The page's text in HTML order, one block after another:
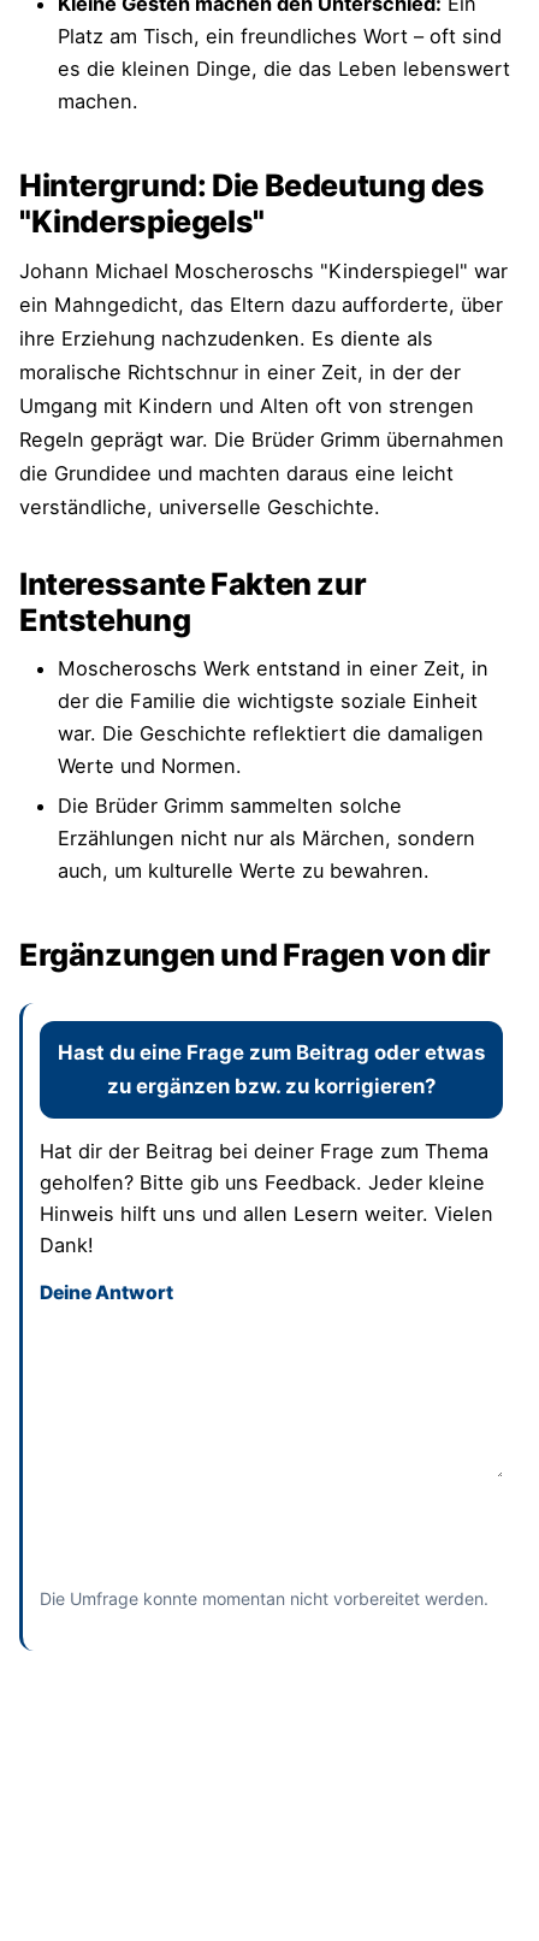
Platz am Tisch, ein freundliches Wort – oft sind
es die kleinen Dinge, die das Leben lebenswert
machen.
Hintergrund: Die Bedeutung des
"Kinderspiegels"
Johann Michael Moscheroschs "Kinderspiegel" war
ein Mahngedicht, das Eltern dazu aufforderte, über
ihre Erziehung nachzudenken. Es diente als
moralische Richtschnur in einer Zeit, in der der
Umgang mit Kindern und Alten oft von strengen
Regeln geprägt war. Die Brüder Grimm übernahmen
die Grundidee und machten daraus eine leicht
verständliche, universelle Geschichte.
Interessante Fakten zur
Entstehung
Moscheroschs Werk entstand in einer Zeit, in
der die Familie die wichtigste soziale Einheit
war. Die Geschichte reflektiert die damaligen
Werte und Normen.
Die Brüder Grimm sammelten solche
Erzählungen nicht nur als Märchen, sondern
auch, um kulturelle Werte zu bewahren.
Ergänzungen und Fragen von dir
Hast du eine Frage zum Beitrag oder etwas
zu ergänzen bzw. zu korrigieren?
Hat dir der Beitrag bei deiner Frage zum Thema
geholfen? Bitte gib uns Feedback. Jeder kleine
Hinweis hilft uns und allen Lesern weiter. Vielen
Dank!
Dieses Feld bitte leer lassen
Deine Antwort
Die Umfrage konnte momentan nicht vorbereitet werden.